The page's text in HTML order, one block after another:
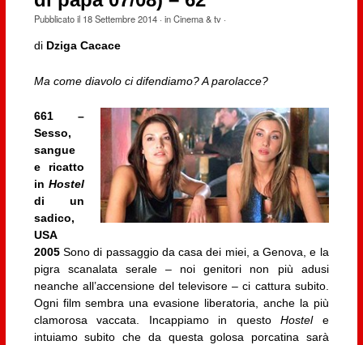
Pubblicato il 18 Settembre 2014· inCinema & tv·
di Dziga Cacace
Ma come diavolo ci difendiamo? A parolacce?
661 –
Sesso,
sangue
e ricatto
inHostel
di un
sadico,
USA
2005Sono di passaggio da casa dei miei, a Genova, e la
pigra scanalata serale – noi genitori non più adusi
neanche all’accensione del televisore – ci cattura subito.
Ogni film sembra una evasione liberatoria, anche la più
clamorosa vaccata. Incappiamo in questoHostel e
intuiamo subito che da questa golosa porcatina sarà